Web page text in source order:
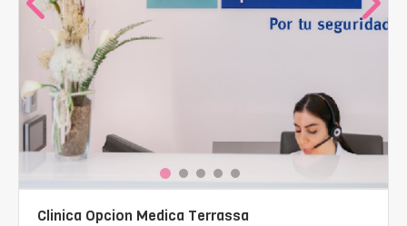
Clinica Opcion Medica Terrassa